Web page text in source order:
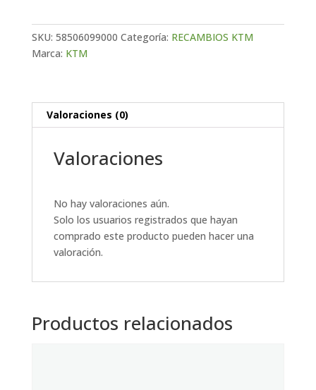
SKU: 58506099000 Categoría: RECAMBIOS KTM
Marca: KTM
Valoraciones (0)
Valoraciones
No hay valoraciones aún.
Solo los usuarios registrados que hayan
comprado este producto pueden hacer una
valoración.
Productos relacionados